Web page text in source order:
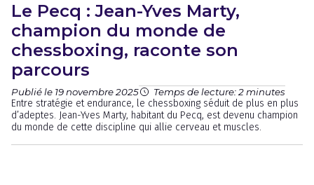
Le Pecq : Jean-Yves Marty,
champion du monde de
chessboxing, raconte son
parcours
Publié le 19 novembre 2025 Temps de lecture: 2 minutes
Entre stratégie et endurance, le chessboxing séduit de plus en plus
d’adeptes. Jean-Yves Marty, habitant du Pecq, est devenu champion
du monde de cette discipline qui allie cerveau et muscles.